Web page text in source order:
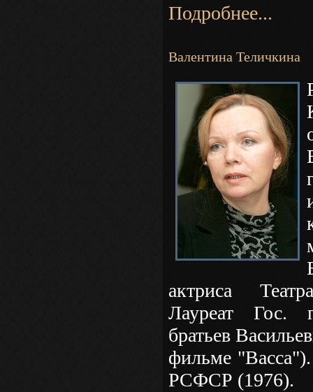
Подробнее...
Валентина Теличкина
актриса
Лауреат
братьев
фильме "Васса").
РСФСР (1976).